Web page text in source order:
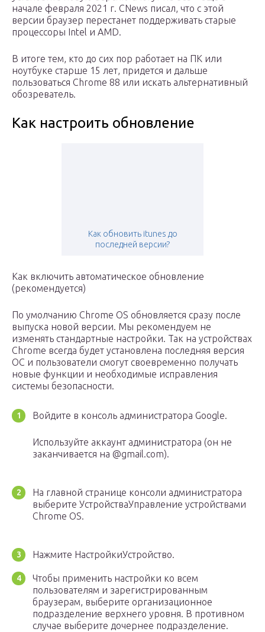
начале февраля 2021 г. CNews писал, что с этой
версии браузер перестанет поддерживать старые
процессоры Intel и AMD.
В итоге тем, кто до сих пор работает на ПК или
ноутбуке старше 15 лет, придется и дальше
пользоваться Chrome 88 или искать альтернативный
обозреватель.
Как настроить обновление
Как обновить itunes до
последней версии?
Как включить автоматическое обновление
(рекомендуется)
По умолчанию Chrome OS обновляется сразу после
выпуска новой версии. Мы рекомендуем не
изменять стандартные настройки. Так на устройствах
Chrome всегда будет установлена последняя версия
ОС и пользователи смогут своевременно получать
новые функции и необходимые исправления
системы безопасности.
Войдите в консоль администратора Google.
Используйте аккаунт администратора (он не
заканчивается на @gmail.com).
На главной странице консоли администратора
выберите УстройстваУправление устройствами
Chrome OS.
Нажмите НастройкиУстройство.
Чтобы применить настройки ко всем
пользователям и зарегистрированным
браузерам, выберите организационное
подразделение верхнего уровня. В противном
случае выберите дочернее подразделение.